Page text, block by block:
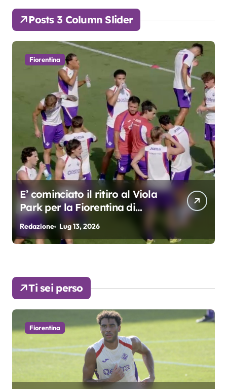
Posts 3 Column Slider
Fiorentina
E’ cominciato il ritiro al Viola
Park per la Fiorentina di
Grosso
Redazione Lug 13, 2026
Ti sei perso
Fiorentina